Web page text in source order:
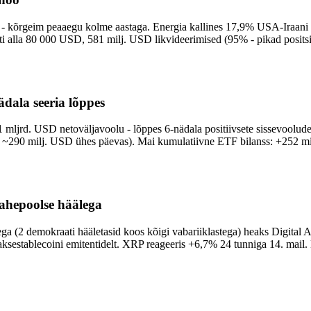
peaaegu kolme aastaga. Energia kallines 17,9% USA-
80 000 USD, 581 milj. USD likvideerimised (95% - pikad
seeria lõppes
USD netoväljavoolu - lõppes 6-nädala positiivsete
milj. USD ühes päevas). Mai kumulatiivne ETF bilanss: +252
häälega
(2 demokraati hääletasid koos kõigi vabariiklastega) heaks
emitentidelt. XRP reageeris +6,7% 24 tunniga 14.